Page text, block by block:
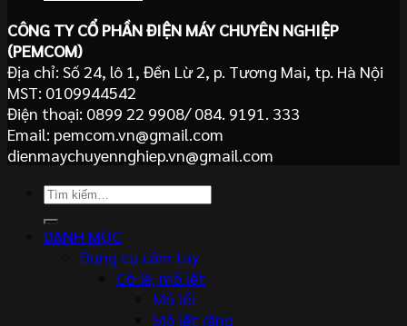
CÔNG TY CỔ PHẦN ĐIỆN MÁY CHUYÊN NGHIỆP
(PEMCOM)
Địa chỉ: Số 24, lô 1, Đền Lừ 2, p. Tương Mai, tp. Hà Nội
MST: 0109944542
Điện thoại: 0899 22 9908/ 084. 9191. 333
Email: pemcom.vn@gmail.com
dienmaychuyennghiep.vn@gmail.com
Tìm
DANH MỤC
Dụng cụ cầm tay
Cờ lê, mỏ lết
Mỏ lết
Mỏ lết răng